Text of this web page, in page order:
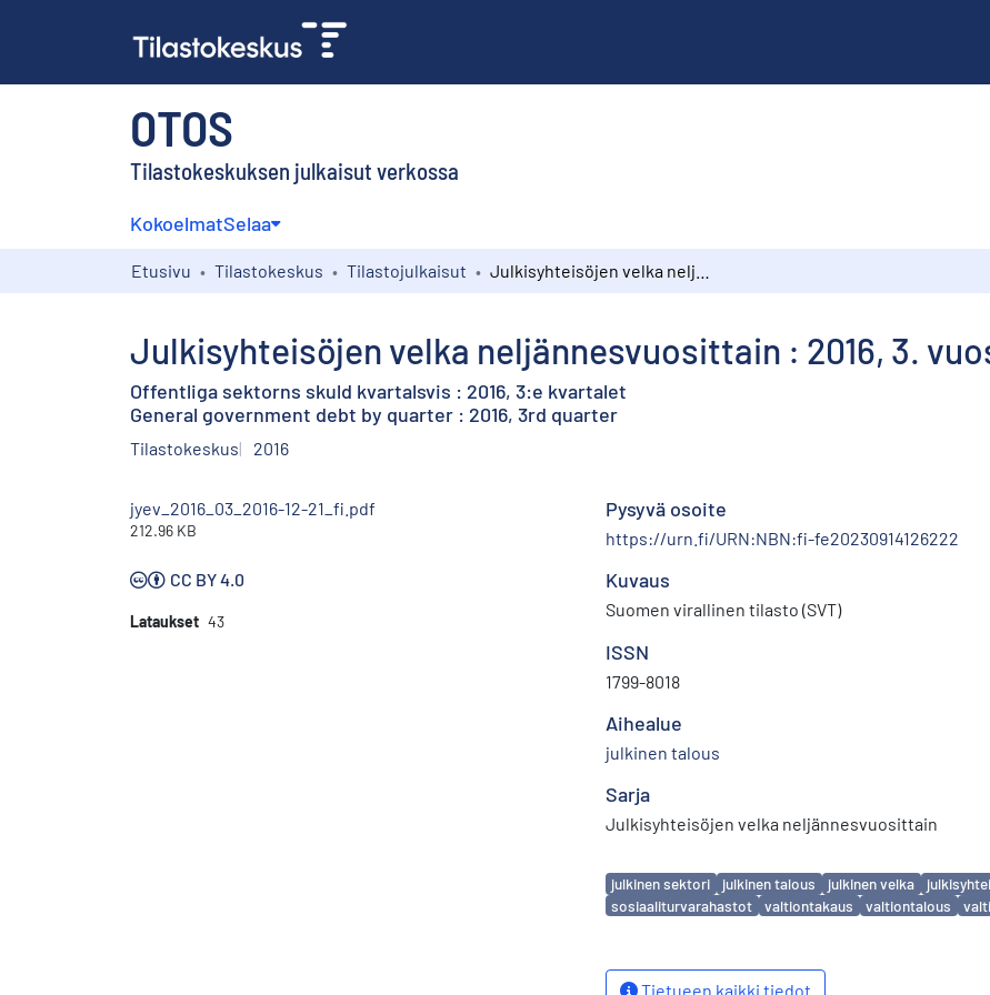
OTOS
Tilastokeskuksen julkaisut verkossa
KokoelmatSelaa
Etusivu Tilastokeskus Tilastojulkaisut
Julkisyhteisöjen velka neljännesvuosittain : 2016, 3.
Offentliga sektorns skuld kvartalsvis : 2016, 3:e kvartalet
General government debt by quarter : 2016, 3rd quarter
Tilastokeskus 2016
jyev_2016_03_2016-12-21_fi.pdf
212.96 KB
CC BY 4.0
Lataukset 43
Pysyvä osoite
https://urn.fi/URN:NBN:fi-fe20230914126222
Kuvaus
Suomen virallinen tilasto (SVT)
ISSN
1799-8018
Aihealue
julkinen talous
Sarja
Julkisyhteisöjen velka neljännesvuosittain
Avainsanat
julkinen sektori julkinen talous julkinen velka
sosiaaliturvarahastot
valtiontakaus valtiontalous
Tietueen kaikki tiedot